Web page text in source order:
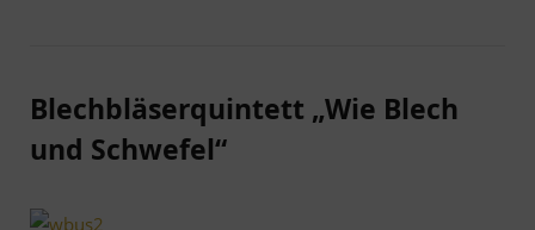
Blechbläserquintett „Wie Blech
und Schwefel“